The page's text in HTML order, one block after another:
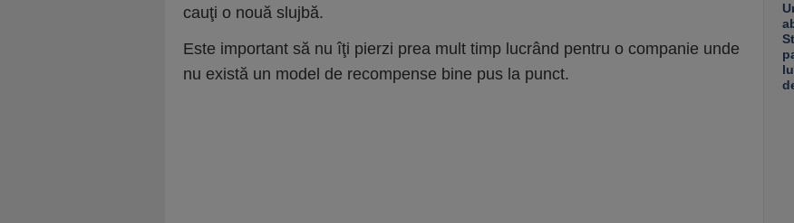
cauţi o nouă slujbă.
Este important să nu îţi pierzi prea mult timp lucrând pentru o companie unde
nu există un model de recompense bine pus la punct.